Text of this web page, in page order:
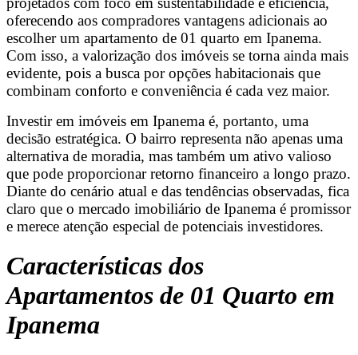
oferecendo aos compradores vantagens adicionais ao
escolher um apartamento de 01 quarto em Ipanema.
Com isso, a valorização dos imóveis se torna ainda mais
evidente, pois a busca por opções habitacionais que
combinam conforto e conveniência é cada vez maior.
Investir em imóveis em Ipanema é, portanto, uma
decisão estratégica. O bairro representa não apenas uma
alternativa de moradia, mas também um ativo valioso
que pode proporcionar retorno financeiro a longo prazo.
Diante do cenário atual e das tendências observadas, fica
claro que o mercado imobiliário de Ipanema é promissor
e merece atenção especial de potenciais investidores.
Características dos
Apartamentos de 01 Quarto em
Ipanema